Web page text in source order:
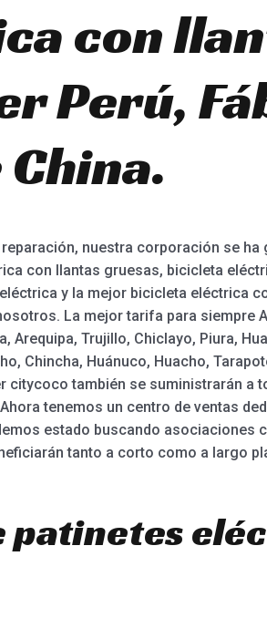
con
Perú,
nuestra corporación se ha
con llantas gruesas, bicicleta
y la mejor bicicleta eléctrica
La mejor tarifa para siempre
Trujillo, Chiclayo, Piura,
Chincha, Huánuco, Huacho,
también se suministrarán a
tenemos un centro de ventas
estado buscando asociaciones
tanto a corto como a largo
patinetes